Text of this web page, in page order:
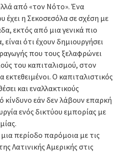
από «τον Νότο». Ένα
η Σεκοσεσόλα σε σχέση με
εκτός από μια γενικά πιο
ότι έχουν δημιουργήσει
που τους ξελαφρώνει
του καπιταλισμού, στον
εκτεθειμένοι. Ο καπιταλιστικός
και εναλλακτικούς
κίνδυνο εάν δεν λάβουν επαρκή
ενός δικτύου εμπορίας με
περίοδο παρόμοια με τις
Λατινικής Αμερικής στις